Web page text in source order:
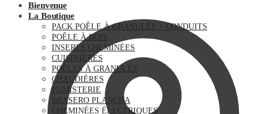
Bienvenue
La Boutique
PACK POÊLE À GRANULÉS + CONDUITS
POÊLE À BOIS
INSERTS CHEMINÉES
CUISINIÈRES
POÊLES À GRANULÉS
CHAUDIÈRES
FUMISTERIE
BRASERO PLANCHA
CHEMINÉES ÉLECTRIQUES